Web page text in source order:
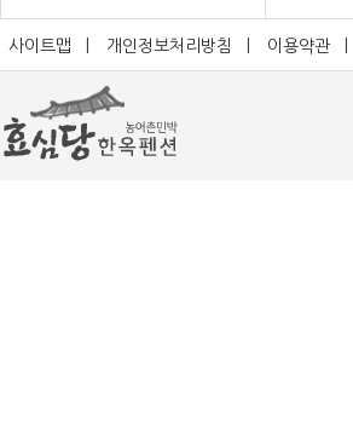
사이트맵 개인정보처리방침 이용약관